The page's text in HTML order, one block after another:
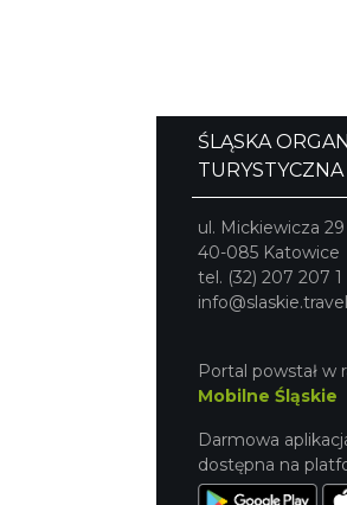
ŚLĄSKA
TURYSTYCZNA
ul. Mickiewicza 29
40-085 Katowice
tel. (32) 207 207 1
info@slaskie.travel
Portal powstał w
Mobilne Śląskie
Darmowa
dostępna na